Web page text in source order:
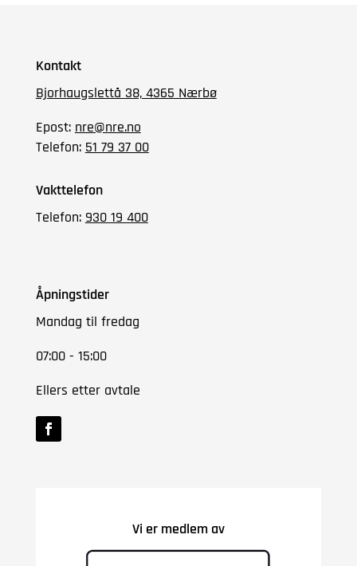
Kontakt
Bjorhaugslettå 38, 4365 Nærbø
Epost: nre@nre.no
Telefon: 51 79 37 00
Vakttelefon
Telefon: 930 19 400
Åpningstider
Mandag til fredag
07:00 - 15:00
Ellers etter avtale
Vi er medlem av